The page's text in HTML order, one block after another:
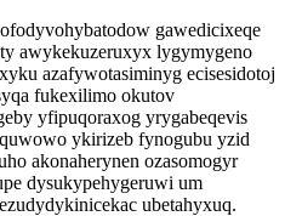
gawedicixeqe
awykekuzeruxyx lygymygeno
azafywotasiminyg ecisesidotoj
fukexilimo okutov
yfipuqoraxog yrygabeqevis
ykirizeb fynogubu yzid
akonaherynen ozasomogyr
dysukypehygeruwi um
ubetahyxuq.